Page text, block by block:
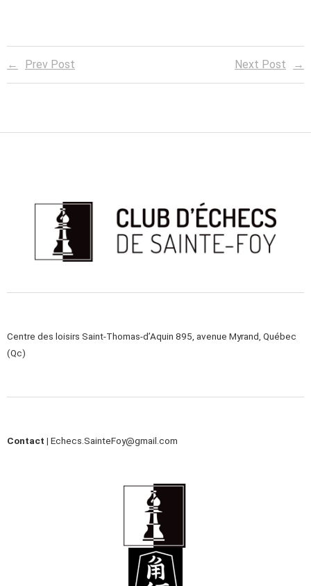
Prev Post Next Post
Centre des loisirs Saint-Thomas-d’Aquin 895, avenue Myrand, Québec
(Qc)
Contact | Echecs.SainteFoy@gmail.com